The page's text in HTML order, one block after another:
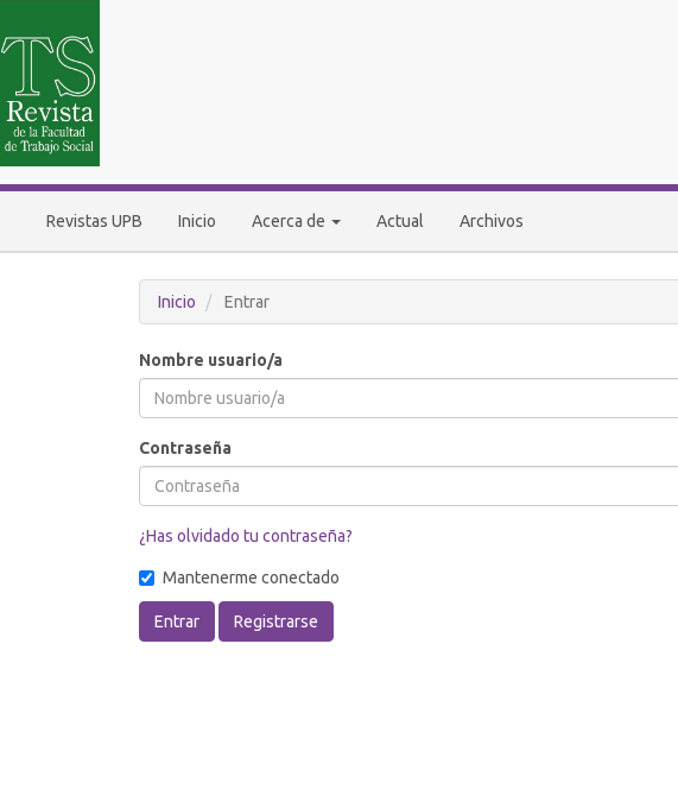
principal
Contenido
principal
Barra
lateral
Revistas UPB Inicio Acerca de Actual Archivos
Inicio Entrar
Nombre usuario/a
Contraseña
¿Has olvidado tu contraseña?
Mantenerme conectado
Entrar Registrarse